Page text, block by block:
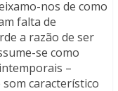
nos de como
falta de
a razão de ser
se como
–
som característico